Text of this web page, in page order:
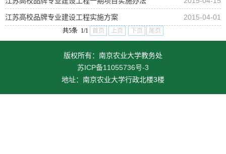
江苏高校品牌专业建设工程实施方案 2015-04-01
共5条 1/1 首页 上页 下页 尾页
版权所有：南京农业大学教务处
苏ICP备11055736号-3
地址：南京农业大学行政北楼3楼